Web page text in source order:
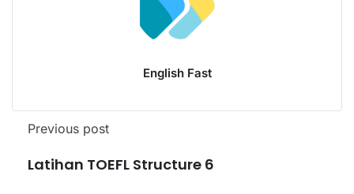
English Fast
Previous post
Latihan TOEFL Structure 6